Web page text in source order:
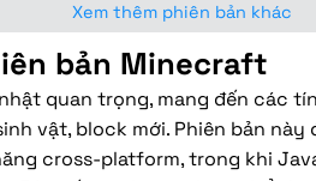
Xem thêm phiên bản khác
bản Minecraft
quan trọng, mang đến các
vật, block mới. Phiên bản
cross-platform, trong khi